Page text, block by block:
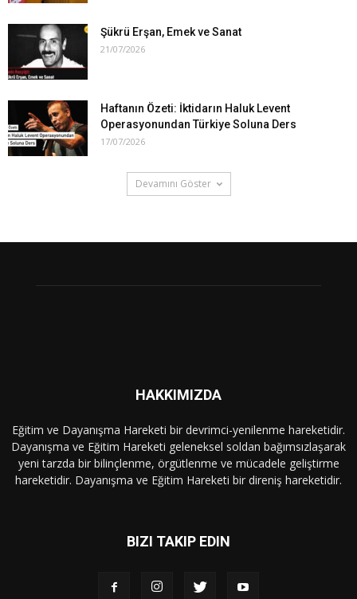
Şükrü Erşan, Emek ve Sanat
21/07/2026
Haftanın Özeti: İktidarın Haluk Levent
Operasyonundan Türkiye Soluna Ders
17/07/2026
Devamını Göster
HAKKIMIZDA
Eğitim ve Dayanışma Hareketi bir devrimci-yenilenme hareketidir.
Dayanışma ve Eğitim Hareketi geleneksel soldan bağımsızlaşarak
yeni tarzda bir bilinçlenme, örgütlenme ve mücadele geliştirme
hareketidir. Dayanışma ve Eğitim Hareketi bir direniş hareketidir.
BIZI TAKIP EDIN